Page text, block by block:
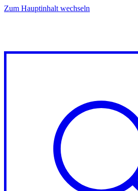
Zum Hauptinhalt wechseln